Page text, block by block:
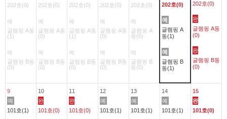
202호(0)
예
글램핑 A동
(1)
예
글램핑 B동
(0)
202호(0)
예
글램핑 A동
(0)
예
글램핑 B동
(0)
202호(0)
예
글램핑 A동
(1)
예
글램핑 B동
(0)
202호(0)
예
글램핑 A동
(0)
예
글램핑 B동
(0)
202호(0)
예
글램핑 A
동(0)
예
글램핑 B
동(0)
202호(0)
예
글램핑 A
동(1)
예
글램핑 B
동(1)
202호(0)
완
글램핑 A동
(0)
완
글램핑 B동
(0)
9
예
101호(1)
10
완
101호(0)
11
완
101호(0)
12
예
101호(1)
13
예
101호(1)
14
예
101호(1)
15
완
101호(0)